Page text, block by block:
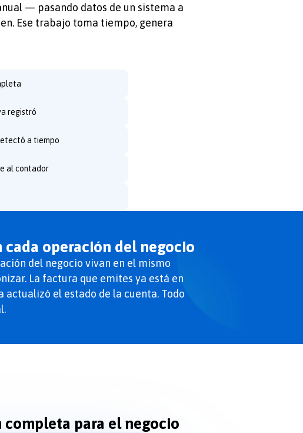
— pasando datos de un sistema a
Ese trabajo toma tiempo, genera
registró
a tiempo
al contador
operación del negocio
del negocio vivan en el mismo
La factura que emites ya está en
actualizó el estado de la cuenta. Todo
para el negocio